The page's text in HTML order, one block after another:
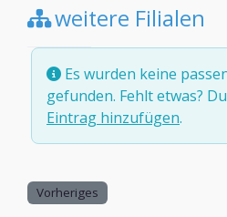
weitere Filialen
Es wurden keine
gefunden. Fehlt etwas?
Eintrag hinzufügen.
Vorheriges